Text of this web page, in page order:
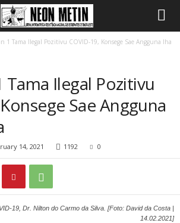
1 Tama Ilegal Pozitivu COVID-19, Konsege Sae Angguna Iha
Tama Ilegal Pozitivu
Sae Angguna
14, 2021 1192 0
19, Dr. Nilton do Carmo da Silva. [Foto: David da Costa |
14.02.2021]